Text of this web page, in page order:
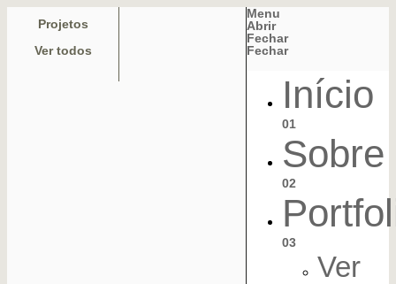
Projetos
Ver todos
Menu
Abrir
Fechar
Fechar
Início
01
Sobre
02
03
Ver